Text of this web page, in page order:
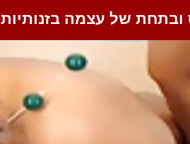
של עצמה בזנותיות